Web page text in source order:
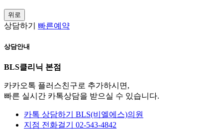
위로
상담하기 빠른예약
상담안내
BLS클리닉 본점
카카오톡 플러스친구로 추가하시면,
빠른 실시간 카톡상담을 받으실 수 있습니다.
카톡 상담하기
BLS(비엘에스)의원
지점 전화걸기
02-543-4842